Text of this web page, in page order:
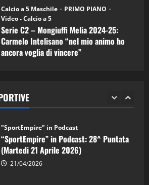
Calcio a 5 Maschile
PRIMO PIANO
Video - Calcio a 5
Serie C2 – Mongiuffi Melia 2024-25:
Carmelo Intelisano “nel mio animo ho
ancora voglia di vincere”
“SportEmpire” in Podcast: 30^ Puntata
(Martedi 05 Maggio 2026)
08/05/2026
28/04/2026
"SportEmpire" in Podcast
“SportEmpire” in Podcast: 28^ Puntata
(Martedi 21 Aprile 2026)
21/04/2026